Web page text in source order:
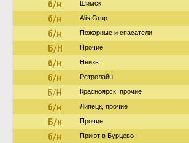
б/н Шимск
б/н Alis Grup
б/н Пожарные и спасатели
Б/Н Прочие
б/н Неизв.
б/н Ретролайн
Б/Н Красноярск: прочие
б/н Липецк, прочие
Б/н Прочие
б/н Приют в Бурцево